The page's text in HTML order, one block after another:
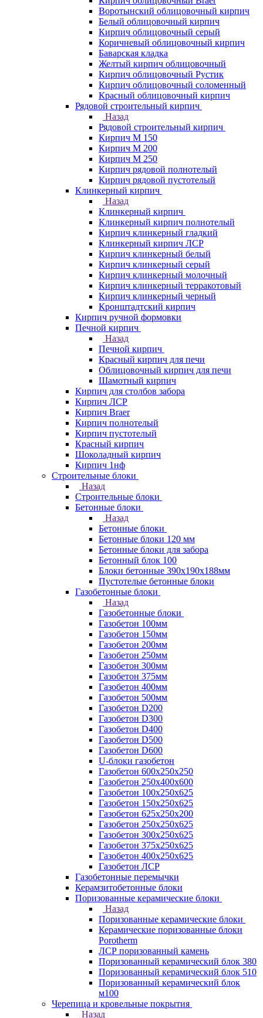
Воротынский облицовочный кирпич
Белый облицовочный кирпич
Кирпич облицовочный серый
Коричневый облицовочный кирпич
Баварская кладка
Желтый кирпич облицовочный
Кирпич облицовочный Рустик
Кирпич облицовочный соломенный
Красный облицовочный кирпич
Рядовой строительный кирпич
Назад
Рядовой строительный кирпич
Кирпич М 150
Кирпич М 200
Кирпич М 250
Кирпич рядовой полнотелый
Кирпич рядовой пустотелый
Клинкерный кирпич
Назад
Клинкерный кирпич
Клинкерный кирпич полнотелый
Кирпич клинкерный гладкий
Клинкерный кирпич ЛСР
Кирпич клинкерный белый
Кирпич клинкерный серый
Кирпич клинкерный молочный
Кирпич клинкерный терракотовый
Кирпич клинкерный черный
Кронштадтский кирпич
Кирпич ручной формовки
Печной кирпич
Назад
Печной кирпич
Красный кирпич для печи
Облицовочный кирпич для печи
Шамотный кирпич
Кирпич для столбов забора
Кирпич ЛСР
Кирпич Braer
Кирпич полнотелый
Кирпич пустотелый
Красный кирпич
Шоколадный кирпич
Кирпич 1нф
Строительные блоки
Назад
Строительные блоки
Бетонные блоки
Назад
Бетонные блоки
Бетонные блоки 120 мм
Бетонные блоки для забора
Бетонный блок 100
Блоки бетонные 390х190х188мм
Пустотелые бетонные блоки
Газобетонные блоки
Назад
Газобетонные блоки
Газобетон 100мм
Газобетон 150мм
Газобетон 200мм
Газобетон 250мм
Газобетон 300мм
Газобетон 375мм
Газобетон 400мм
Газобетон 500мм
Газобетон D200
Газобетон D300
Газобетон D400
Газобетон D500
Газобетон D600
U-блоки газобетон
Газобетон 600x250x250
Газобетон 250x400x600
Газобетон 100х250х625
Газобетон 150х250х625
Газобетон 625х250х200
Газобетон 250х250х625
Газобетон 300х250х625
Газобетон 375х250х625
Газобетон 400х250х625
Газобетон ЛСР
Газобетонные перемычки
Керамзитобетонные блоки
Поризованные керамические блоки
Назад
Поризованные керамические блоки
Керамические поризованные блоки
Porotherm
ЛСР поризованный камень
Поризованный керамический блок 380
Поризованный керамический блок 510
Поризованный керамический блок
м100
Черепица и кровельные покрытия
Назад